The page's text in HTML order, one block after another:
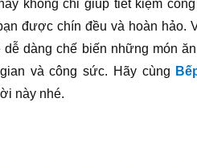
không chỉ giúp tiết kiệm
được chín đều và hoàn hảo.
dàng chế biến những món
và công sức. Hãy cùng
này nhé.